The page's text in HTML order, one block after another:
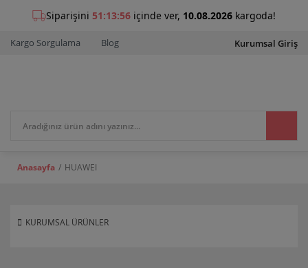
Kargo Sorgulama Blog Kurumsal Giriş
Anasayfa HUAWEI
KURUMSAL ÜRÜNLER